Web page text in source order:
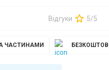
Відгуки 5/5
ЧАСТИНАМИ